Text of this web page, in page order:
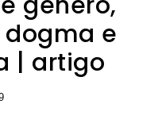
e
| artigo